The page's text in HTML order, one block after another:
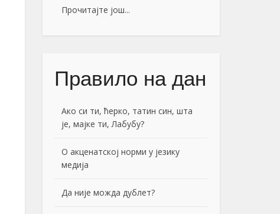
Прочитајте још...
Правило на дан
Ако си ти, ћерко, татин син, шта
је, мајке ти, Лабубу?
О акценатској норми у језику
медија
Да није можда дублет?